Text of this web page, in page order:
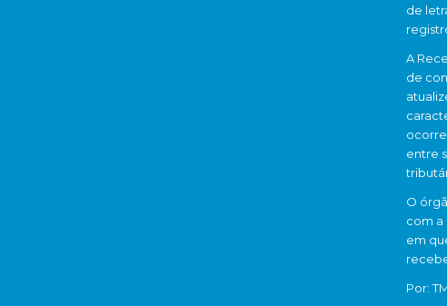
de
A
de
entre
O
com a
em
Por: